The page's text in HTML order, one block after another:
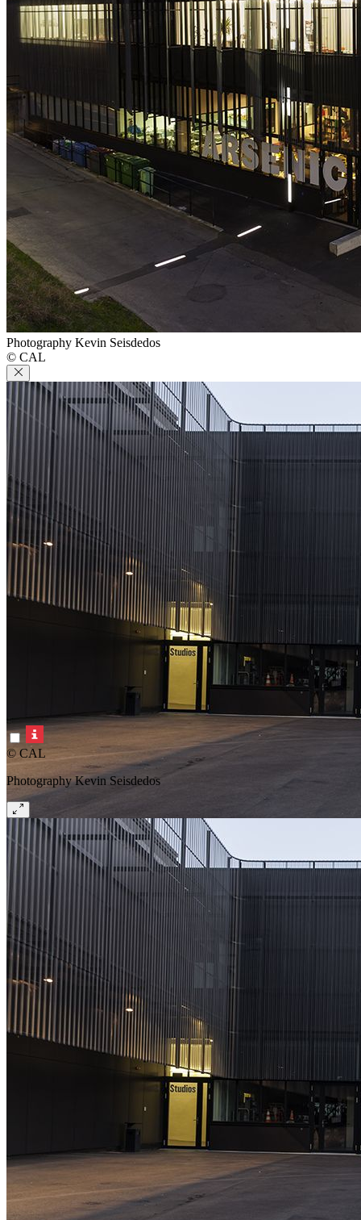
Photography Kevin Seisdedos
© CAL
© CAL
Photography Kevin Seisdedos